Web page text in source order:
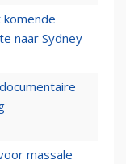
komende
naar Sydney
massale